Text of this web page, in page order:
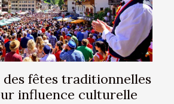
fêtes traditionnelles
influence culturelle